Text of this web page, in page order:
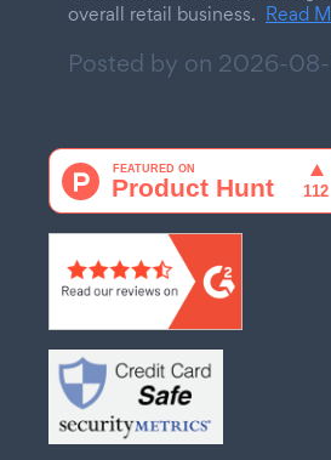
overall retail business. Read
Posted by on 2026-